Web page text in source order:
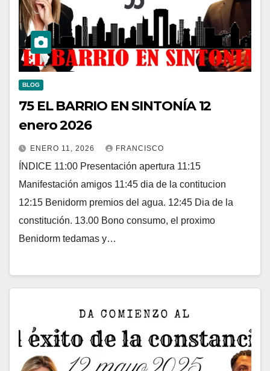
BLOG
75 EL BARRIO EN SINTONÍA 12
enero 2026
ENERO 11, 2026 FRANCISCO
ÍNDICE 11:00 Presentación apertura 11:15
Manifestación amigos 11:45 dia de la contitucion
12:15 Benidorm premios del agua. 12:45 Dia de la
constitución. 13.00 Bono consumo, el proximo
Benidorm tedamas y…